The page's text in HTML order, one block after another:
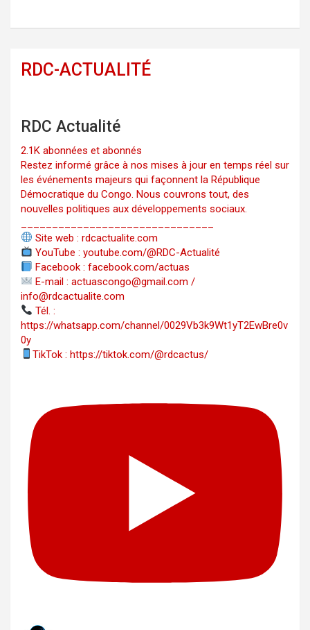
RDC-ACTUALITÉ
RDC Actualité
2.1K abonnées et abonnés
Restez informé grâce à nos mises à jour en temps réel sur
les événements majeurs qui façonnent la République
Démocratique du Congo. Nous couvrons tout, des
nouvelles politiques aux développements sociaux.
Site web : rdcactualite.com
YouTube : youtube.com/@RDC-Actualité
Facebook : facebook.com/actuas
E-mail : actuascongo@gmail.com /
info@rdcactualite.com
Tél. : ‪‪‪‪‪‪‪‪‪‪‪‪‪‪‪‪‪‪‪‪‪‪‪‪‪‪‪‪‪‪‪‪
https://whatsapp.com/channel/0029Vb3k9Wt1yT2EwBre0v
0y
TikTok : https://tiktok.com/@rdcactus/